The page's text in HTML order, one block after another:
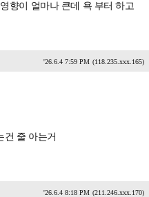
향이 얼마나 큰데 욕 부터 하고
'26.6.4 7:59 PM (118.235.xxx.165)
건 줄 아는거
'26.6.4 8:18 PM (211.246.xxx.170)